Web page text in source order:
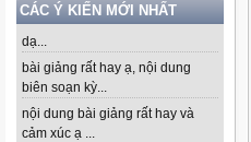
CÁC Ý KIẾN MỚI NHẤT
dạ...
bài giảng rất hay ạ, nội dung
biên soạn kỳ...
nội dung bài giảng rất hay và
cảm xúc ạ ...